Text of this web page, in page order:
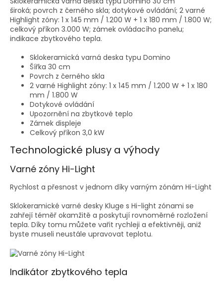
široká; povrch z černého skla; dotykové ovládání; 2 varné
Highlight zóny: 1 x 145 mm / 1.200 W + 1 x 180 mm / 1.800 W;
celkový příkon 3.000 W; zámek ovládacího panelu;
indikace zbytkového tepla.
Sklokeramická varná deska typu Domino
Šířka 30 cm
Povrch z černého skla
2 varné Highlight zóny: 1 x 145 mm / 1.200 W + 1 x 180
mm / 1.800 W
Dotykové ovládání
Upozornění na zbytkové teplo
Zámek displeje
Celkový příkon 3,0 kW
Technologické plusy a výhody
Varné zóny Hi-Light
Rychlost a přesnost v jednom díky varným zónám Hi-Light
Sklokeramické varné desky Kluge s Hi-light zónami se
zahřejí téměř okamžitě a poskytují rovnoměrné rozložení
tepla. Díky tomu můžete vařit rychleji a efektivněji, aniž
byste museli neustále upravovat teplotu.
Indikátor zbytkového tepla